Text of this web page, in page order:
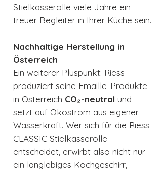
Stielkasserolle viele Jahre ein
treuer Begleiter in Ihrer Küche sein.
Nachhaltige Herstellung in
Österreich
Ein weiterer Pluspunkt: Riess
produziert seine Emaille-Produkte
in Österreich CO₂-neutral und
setzt auf Ökostrom aus eigener
Wasserkraft. Wer sich für die Riess
CLASSIC Stielkasserolle
entscheidet, erwirbt also nicht nur
ein langlebiges Kochgeschirr,